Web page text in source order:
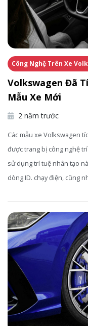
Công Nghệ Trên Xe
Volkswagen Đã
Mẫu Xe Mới
2 năm trước
Các mẫu xe Volkswagen
được trang bị công nghệ
sử dụng trí tuệ nhân tạo
dòng ID. chạy điện, cũng